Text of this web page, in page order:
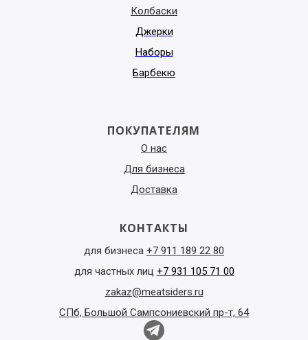
Колбаски
Джерки
Наборы
Барбекю
ПОКУПАТЕЛЯМ
О нас
Для бизнеса
Доставка
КОНТАКТЫ
для бизнеса +7 911 189 22 80
для частных лиц +7 931 105 71 00
zakaz@meatsiders.ru
СПб, Большой Сампсониевский пр-т, 64